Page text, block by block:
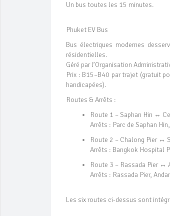
Un bus toutes les 15 minutes.
Phuket EV Bus
Bus électriques modernes
résidentielles.
Géré par l’Organisation
Prix : B15–B40 par trajet (gratuit
handicapées).
Routes & Arrêts :
Route 1 – Saphan Hin ↔
Arrêts : Parc de Saphan
Route 2 – Chalong Pier ↔
Arrêts : Bangkok Hospital
Route 3 – Rassada Pier ↔
Arrêts : Rassada Pier,
Les six routes ci-dessus sont